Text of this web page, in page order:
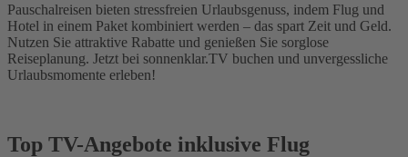
Pauschalreisen bieten stressfreien Urlaubsgenuss, indem Flug und
Hotel in einem Paket kombiniert werden – das spart Zeit und Geld.
Nutzen Sie attraktive Rabatte und genießen Sie sorglose
Reiseplanung. Jetzt bei sonnenklar.TV buchen und unvergessliche
Urlaubsmomente erleben!
Top TV-Angebote inklusive Flug